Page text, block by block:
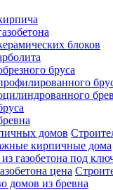
блоков
бруса
домов
кирпичные дома
газобетона под
цена
домов из бревна